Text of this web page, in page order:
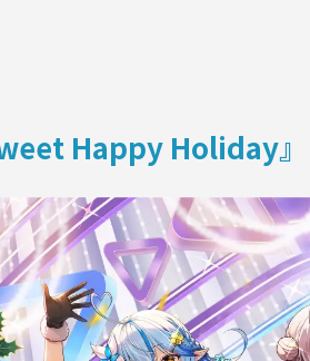
Happy Holiday』